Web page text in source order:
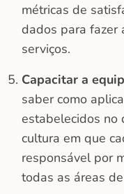
métricas de
dados para fazer
serviços.
Capacitar a
saber como
estabelecidos no
cultura em que
responsável por
todas as áreas